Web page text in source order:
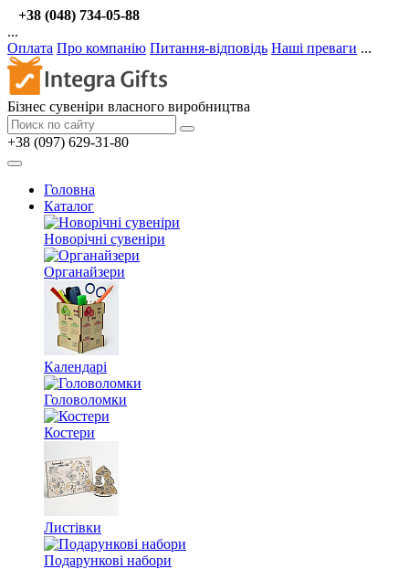
+38 (048) 734-05-88
...
Оплата Про компанію Питання-відповідь Наші преваги ...
Бізнес сувеніри власного виробництва
+38 (097) 629-31-80
Головна
Каталог
Новорічні сувеніри
Органайзери
Календарі
Головоломки
Костери
Листівки
Подарункові набори